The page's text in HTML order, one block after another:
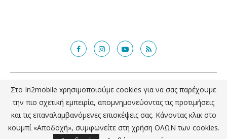
@2018 - in2mobile.gr. All Right Reserved. Designed and developed by
mcde.gr
ΕΠΙΣΤΡΟΦΗ ΣΤΗΝ ΚΟΡΥΦΗ
Στο In2mobile xρησιμοποιούμε cookies για να σας παρέχουμε
την πιο σχετική εμπειρία, απομνημονεύοντας τις προτιμήσεις
και τις επαναλαμβανόμενες επισκέψεις σας. Κάνοντας κλικ στο
κουμπί «Αποδοχή», συμφωνείτε στη χρήση ΟΛΩΝ των cookies.